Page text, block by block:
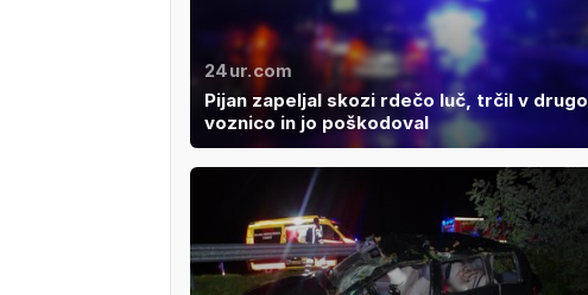
24ur.com
Pijan zapeljal skozi rdečo luč, trčil v drugo
voznico in jo poškodoval